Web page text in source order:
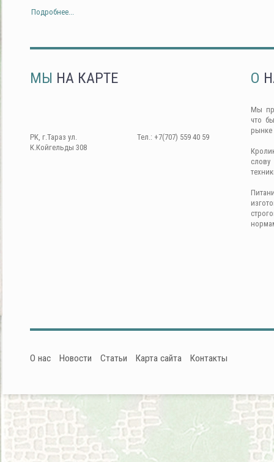
Подробнее...
МЫ НА КАРТЕ
РК, г.Тараз ул.
К.Койгельды 308
Тел.: +7(707) 559 40 59
О
Мы
что
рынке
О нас Новости Статьи Карта сайта Контакты